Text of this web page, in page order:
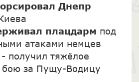
Днепр
плацдарм под
атаками немцев
- получил тяжёлое
бою за Пущу-Водицу